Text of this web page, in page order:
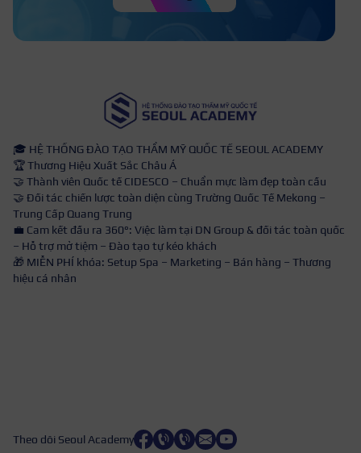
🎓 HỆ THỐNG ĐÀO TẠO THẨM MỸ QUỐC TẾ SEOUL ACADEMY
🏆 Thương Hiệu Xuất Sắc Châu Á
🤝 Thành viên Quốc tế CIDESCO – Chuẩn mực làm đẹp toàn cầu
🤝 Đối tác chiến lược toàn diện cùng Trường Quốc Tế Mekong –
Trung Cấp Quang Trung
💼 Cam kết đầu ra 360°: Việc làm tại DN Group & đối tác toàn quốc
– Hỗ trợ mở tiệm – Đào tạo tự kéo khách
🎁 MIỄN PHÍ khóa: Setup Spa – Marketing – Bán hàng – Thương
hiệu cá nhân
Theo dõi Seoul Academy